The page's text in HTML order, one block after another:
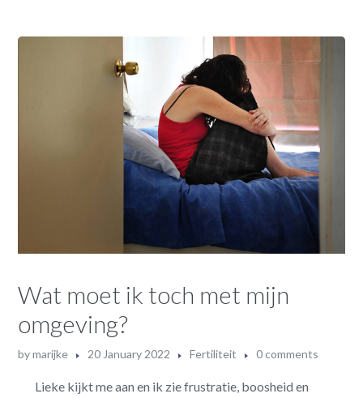
Wat moet ik toch met mijn
omgeving?
bymarijke 20 January 2022 Fertiliteit 0 comments
Lieke kijkt me aan en ik zie frustratie, boosheid en